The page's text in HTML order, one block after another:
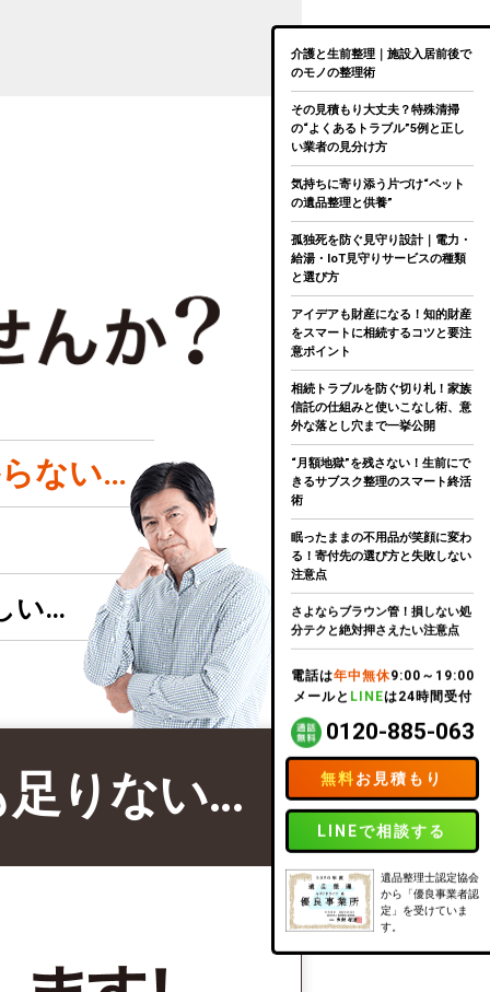
ない…
い…
足りない…
介護と生前整理｜施設入居前後で
のモノの整理術
その見積もり大丈夫？特殊清掃
の“よくあるトラブル”5例と正し
い業者の見分け方
気持ちに寄り添う片づけ“ペット
の遺品整理と供養”
孤独死を防ぐ見守り設計｜電力・
給湯・IoT見守りサービスの種類
と選び方
アイデアも財産になる！知的財産
をスマートに相続するコツと要注
意ポイント
相続トラブルを防ぐ切り札！家族
信託の仕組みと使いこなし術、意
外な落とし穴まで一挙公開
“月額地獄”を残さない！生前にで
きるサブスク整理のスマート終活
術
眠ったままの不用品が笑顔に変わ
る！寄付先の選び方と失敗しない
注意点
さよならブラウン管！損しない処
分テクと絶対押さえたい注意点
電話は年中無休9:00～19:00
メールと LINEは24時間受付
0120-885-063
無料お見積もり
LINEで相談する
遺品整理士認定協会
から「優良事業者認
定」を受けていま
す。